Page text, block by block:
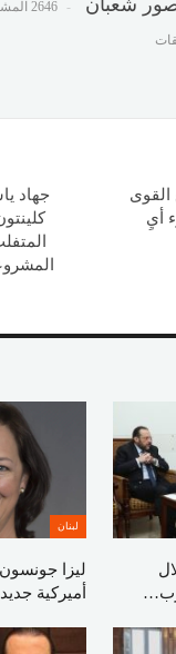
2646 المشاركات
القوى
أيِ
جهاد
لبنان
ليزا
أميركية